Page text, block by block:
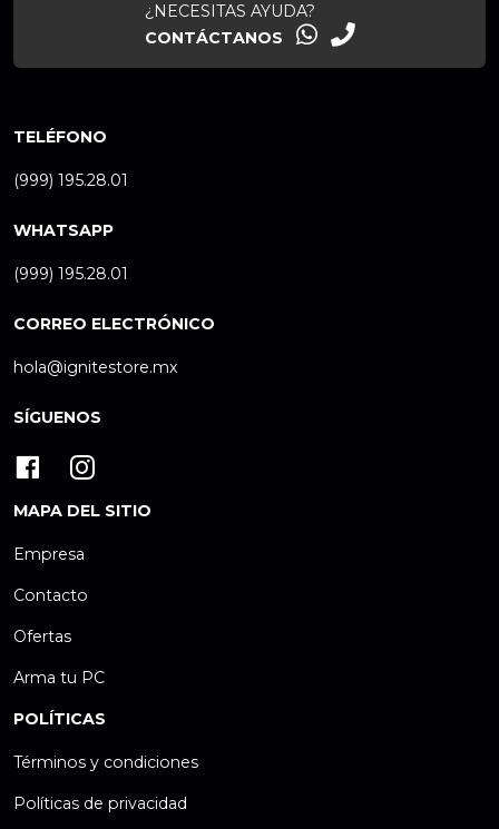
¿NECESITAS AYUDA?
CONTÁCTANOS
TELÉFONO
(999) 195.28.01
WHATSAPP
(999) 195.28.01
CORREO ELECTRÓNICO
hola@ignitestore.mx
SÍGUENOS
MAPA DEL SITIO
Empresa
Contacto
Ofertas
Arma tu PC
POLÍTICAS
Términos y condiciones
Políticas de privacidad